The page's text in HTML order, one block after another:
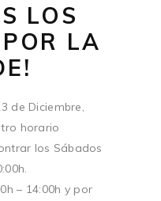
LOS
LA
de Diciembre,
horario
los Sábados
– 14:00h y por